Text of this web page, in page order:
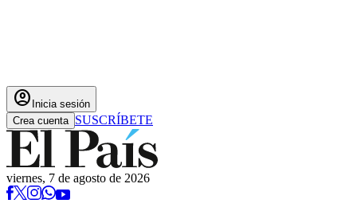
account_circle Inicia sesión
Crea cuenta SUSCRÍBETE
viernes, 7 de agosto de 2026